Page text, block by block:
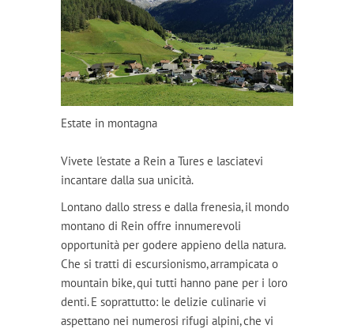
Estate in montagna
Vivete l'estate a Rein a Tures e lasciatevi
incantare dalla sua unicità.
Lontano dallo stress e dalla frenesia, il mondo
montano di Rein offre innumerevoli
opportunità per godere appieno della natura.
Che si tratti di escursionismo, arrampicata o
mountain bike, qui tutti hanno pane per i loro
denti. E soprattutto: le delizie culinarie vi
aspettano nei numerosi rifugi alpini, che vi